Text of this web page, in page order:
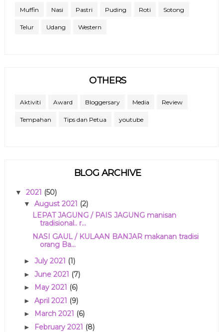
Muffin Nasi Pastri Puding Roti Sotong
Telur Udang Western
OTHERS
Aktiviti Award Bloggersary Media Review
Tempahan Tips dan Petua youtube
BLOG ARCHIVE
▼ 2021 (50)
▼ August 2021 (2)
LEPAT JAGUNG / PAIS JAGUNG manisan
tradisional.. r...
NASI GAUL / KULAAN BANJAR makanan tradisi
orang Ba...
► July 2021 (1)
► June 2021 (7)
► May 2021 (6)
► April 2021 (9)
► March 2021 (6)
► February 2021 (8)